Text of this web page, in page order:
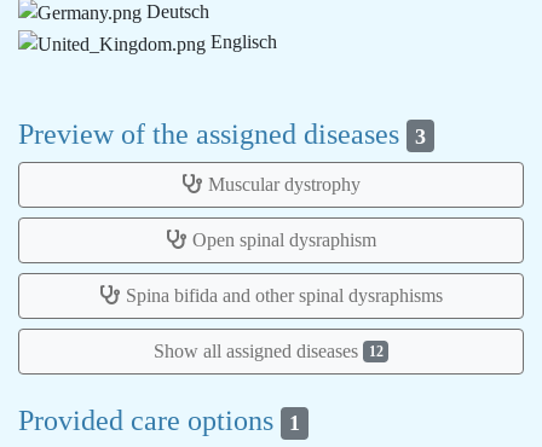
Deutsch
Englisch
Preview of the assigned diseases 3
Muscular dystrophy
Open spinal dysraphism
Spina bifida and other spinal dysraphisms
Show all assigned diseases 12
Provided care options 1